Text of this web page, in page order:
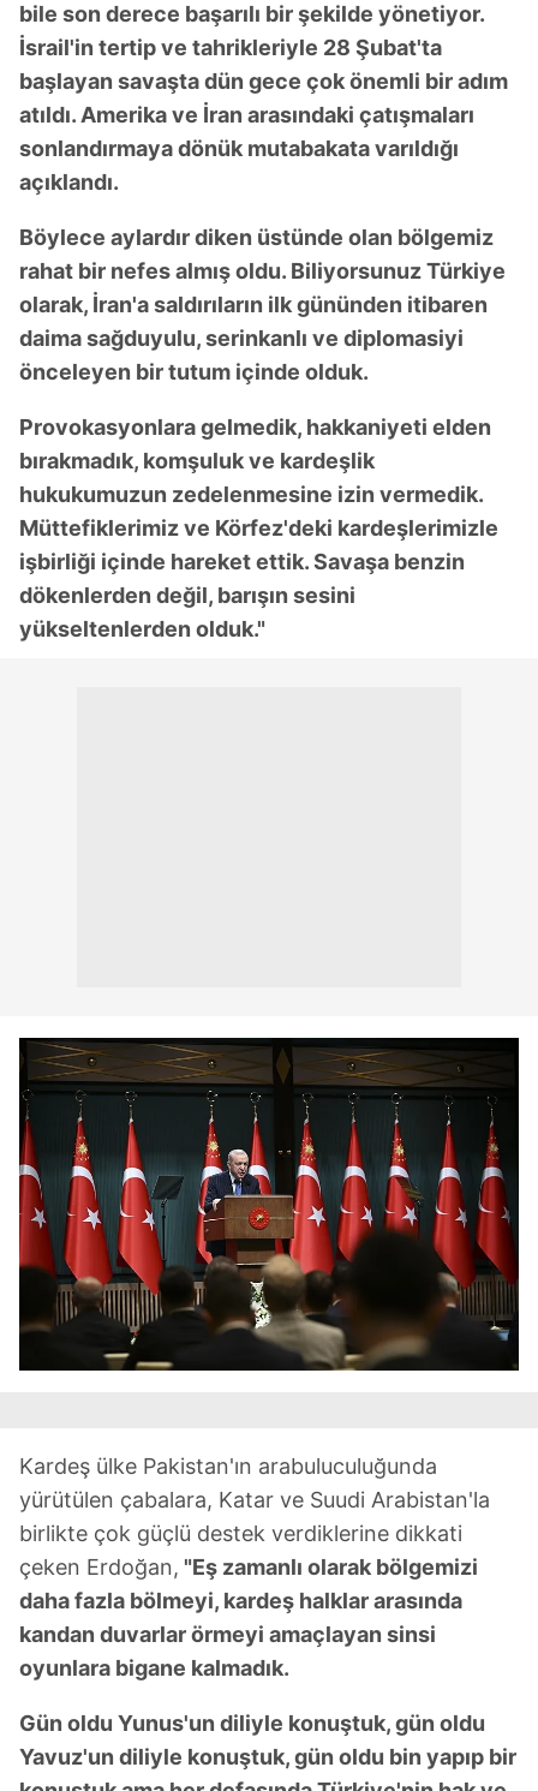
bile son derece başarılı bir şekilde yönetiyor.
İsrail'in tertip ve tahrikleriyle 28 Şubat'ta
başlayan savaşta dün gece çok önemli bir adım
atıldı. Amerika ve İran arasındaki çatışmaları
sonlandırmaya dönük mutabakata varıldığı
açıklandı.
Böylece aylardır diken üstünde olan bölgemiz
rahat bir nefes almış oldu. Biliyorsunuz Türkiye
olarak, İran'a saldırıların ilk gününden itibaren
daima sağduyulu, serinkanlı ve diplomasiyi
önceleyen bir tutum içinde olduk.
Provokasyonlara gelmedik, hakkaniyeti elden
bırakmadık, komşuluk ve kardeşlik
hukukumuzun zedelenmesine izin vermedik.
Müttefiklerimiz ve Körfez'deki kardeşlerimizle
işbirliği içinde hareket ettik. Savaşa benzin
dökenlerden değil, barışın sesini
yükseltenlerden olduk."
Kardeş ülke Pakistan'ın arabuluculuğunda
yürütülen çabalara, Katar ve Suudi Arabistan'la
birlikte çok güçlü destek verdiklerine dikkati
çeken Erdoğan, "Eş zamanlı olarak bölgemizi
daha fazla bölmeyi, kardeş halklar arasında
kandan duvarlar örmeyi amaçlayan sinsi
oyunlara bigane kalmadık.
Gün oldu Yunus'un diliyle konuştuk, gün oldu
Yavuz'un diliyle konuştuk, gün oldu bin yapıp bir